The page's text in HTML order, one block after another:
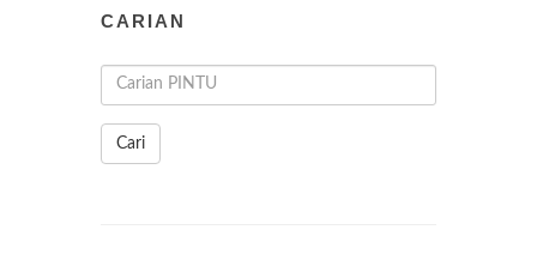
CARIAN
Cari